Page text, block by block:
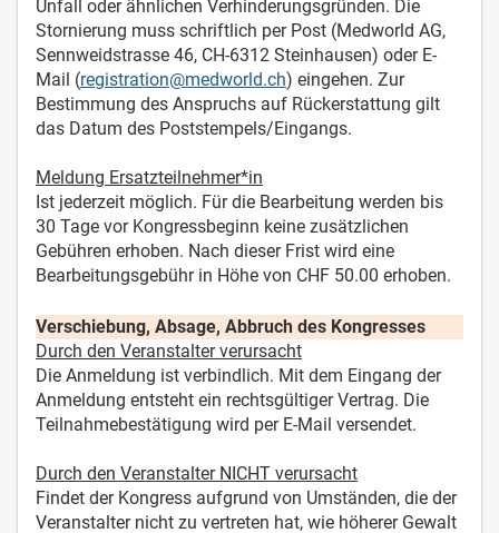
Unfall oder ähnlichen Verhinderungsgründen. Die
Stornierung muss schriftlich per Post (Medworld AG,
Sennweidstrasse 46, CH-6312 Steinhausen) oder E-
Mail (registration@medworld.ch) eingehen. Zur
Bestimmung des Anspruchs auf Rückerstattung gilt
das Datum des Poststempels/Eingangs.
Meldung Ersatzteilnehmer*in
Ist jederzeit möglich. Für die Bearbeitung werden bis
30 Tage vor Kongressbeginn keine zusätzlichen
Gebühren erhoben. Nach dieser Frist wird eine
Bearbeitungsgebühr in Höhe von CHF 50.00 erhoben.
Verschiebung, Absage, Abbruch des Kongresses
Durch den Veranstalter verursacht
Die Anmeldung ist verbindlich. Mit dem Eingang der
Anmeldung entsteht ein rechtsgültiger Vertrag. Die
Teilnahmebestätigung wird per E-Mail versendet.
Durch den Veranstalter NICHT verursacht
Findet der Kongress aufgrund von Umständen, die der
Veranstalter nicht zu vertreten hat, wie höherer Gewalt